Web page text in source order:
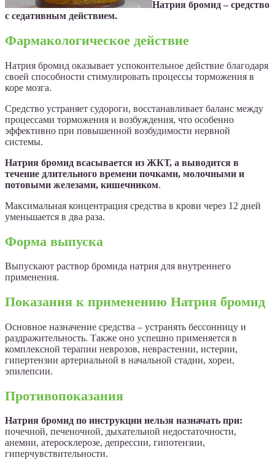
Натрия бромид – средство
с седативным действием.
Фармакологическое действие
Натрия бромид оказывает успокоительное действие благодаря
своей способности стимулировать процессы торможения в
коре мозга.
Средство устраняет судороги, восстанавливает баланс между
процессами торможения и возбуждения, что особенно
эффективно при повышенной возбудимости нервной
системы.
Натрия бромид всасывается из ЖКТ, а выводится в
течение длительного времени почками, молочными и
потовыми железами, кишечником.
Максимальная концентрация средства в крови через 12 дней
уменьшается в два раза.
Форма выпуска
Выпускают раствор бромида натрия для внутреннего
применения.
Показания к применению Натрия бромид
Основное назначение средства – устранять бессонницу и
раздражительность. Также оно успешно применяется в
комплексной терапии неврозов, неврастении, истерии,
гипертензии артериальной в начальной стадии, хореи,
эпилепсии.
Противопоказания
Натрия бромид по инструкции нельзя назначать при:
почечной, печеночной, дыхательной недостаточности,
анемии, атеросклерозе, депрессии, гипотензии,
гиперчувствительности.